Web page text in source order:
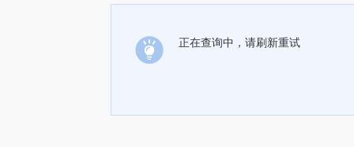
正在查询中，请刷新重试